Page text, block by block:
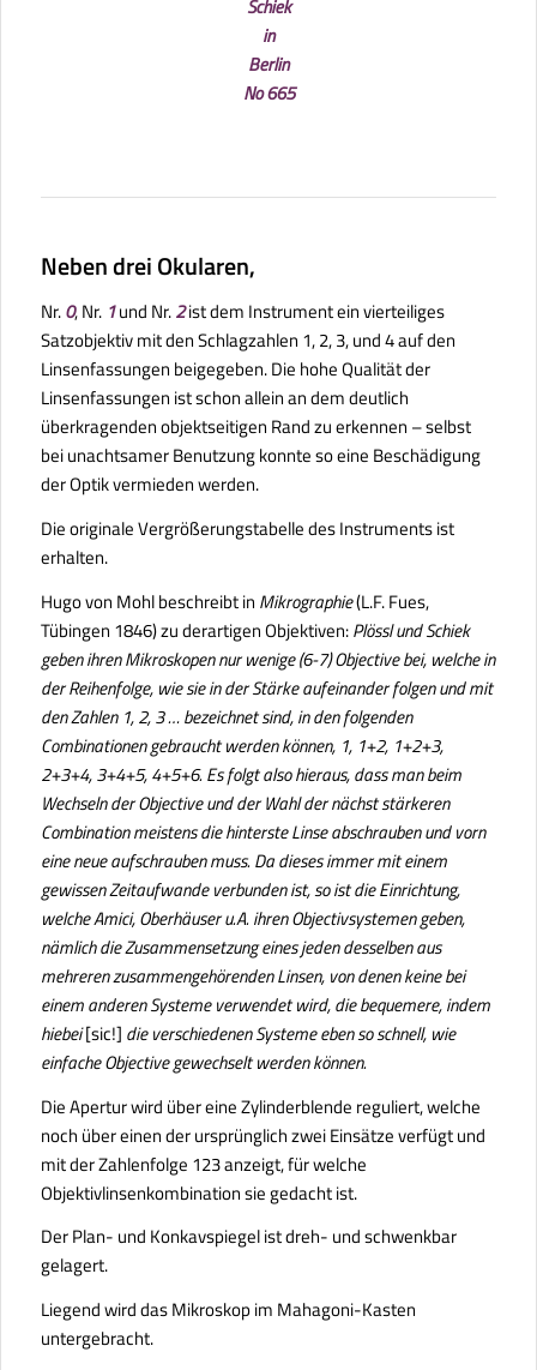
Schiek
in
Berlin
No 665
Neben drei Okularen,
Nr.0, Nr. 1und Nr.2ist dem Instrument ein vierteiliges
Satzobjektiv mit den Schlagzahlen 1, 2, 3, und 4 auf den
Linsenfassungen beigegeben. Die hohe Qualität der
Linsenfassungen ist schon allein an dem deutlich
überkragenden objektseitigen Rand zu erkennen – selbst
bei unachtsamer Benutzung konnte so eine Beschädigung
der Optik vermieden werden.
Die originale Vergrößerungstabelle des Instruments ist
erhalten.
Hugo von Mohl beschreibt in Mikrographie(L.F. Fues,
Tübingen 1846) zu derartigen Objektiven:Plössl und Schiek
geben ihren Mikroskopen nur wenige (6-7) Objective bei, welche in
der Reihenfolge, wie sie in der Stärke aufeinander folgen und mit
den Zahlen 1, 2, 3 … bezeichnet sind, in den folgenden
Combinationen gebraucht werden können, 1, 1+2, 1+2+3,
2+3+4, 3+4+5, 4+5+6. Es folgt also hieraus, dass man beim
Wechseln der Objective und der Wahl der nächst stärkeren
Combination meistens die hinterste Linse abschrauben und vorn
eine neue aufschrauben muss. Da dieses immer mit einem
gewissen Zeitaufwande verbunden ist, so ist die Einrichtung,
welche Amici, Oberhäuser u.A. ihren Objectivsystemen geben,
nämlich die Zusammensetzung eines jeden desselben aus
mehreren zusammengehörenden Linsen, von denen keine bei
einem anderen Systeme verwendet wird, die bequemere, indem
hiebei[sic!] die verschiedenen Systeme eben so schnell, wie
einfache Objective gewechselt werden können.
Die Apertur wird über eine Zylinderblende reguliert, welche
noch über einen der ursprünglich zwei Einsätze verfügt und
mit der Zahlenfolge 123 anzeigt, für welche
Objektivlinsenkombination sie gedacht ist.
Der Plan- und Konkavspiegel ist dreh- und schwenkbar
gelagert.
Liegend wird das Mikroskop im Mahagoni-Kasten
untergebracht.